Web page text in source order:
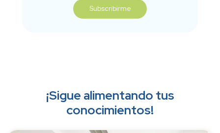
¡Sigue alimentando tus
conocimientos!